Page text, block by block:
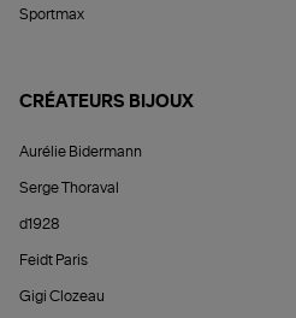
Sportmax
CRÉATEURS BIJOUX
Aurélie Bidermann
Serge Thoraval
d1928
Feidt Paris
Gigi Clozeau